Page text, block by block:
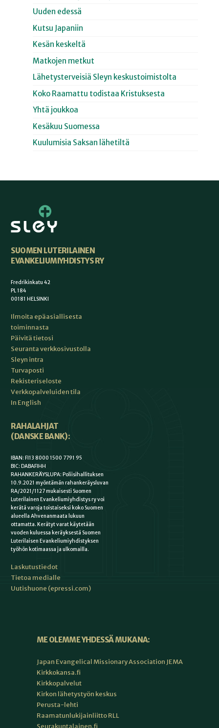
Uuden edessä
Kutsu Japaniin
Kesän keskeltä
Matkojen metkut
Lähetysterveisiä Sleyn keskustoimistolta
Koko Raamattu todistaa Kristuksesta
Yhtä joukkoa
Kesäkuu Suomessa
Kuulumisia Saksan lähetiltä
SUOMEN LUTERILAINEN
EVANKELIUMIYHDISTYS RY
Fredrikinkatu 42
PL 184
00181 HELSINKI
Ilmoita epäasiallisesta
toiminnasta
Päivitä tietosi
Seuranta verkkosivustolla
Sleyn intra
Turvaposti
Rekisteriseloste
Verkkopalveluiden tila
In English
RAHALAHJAT
(DANSKE BANK):
IBAN: FI13 8000 1500 7791 95
BIC: DABAFIHH
RAHANKERÄYSLUPA: Poliisihallituksen
10.9.2021 myöntämän rahankeräysluvan
RA/2021/1127 mukaisesti Suomen
Luterilainen Evankeliumiyhdistys ry voi
kerätä varoja toistaiseksi koko Suomen
alueella Ahvenanmaata lukuun
ottamatta. Kerätyt varat käytetään
vuoden kuluessa keräyksestä Suomen
Luterilaisen Evankeliumiyhdistyksen
työhön kotimaassa ja ulkomailla.
Laskutustiedot
Tietoa medialle
Uutishuone (epressi.com)
ME OLEMME YHDESSÄ MUKANA:
Japan Evangelical Missionary Association JEMA
Kirkkokansa.fi
Kirkkopalvelut
Kirkon lähetystyön keskus
Perusta-lehti
Raamatunlukijainliitto RLL